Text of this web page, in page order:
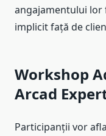
angajamentului lor
implicit față de
Workshop
Arcad
Participanții vor